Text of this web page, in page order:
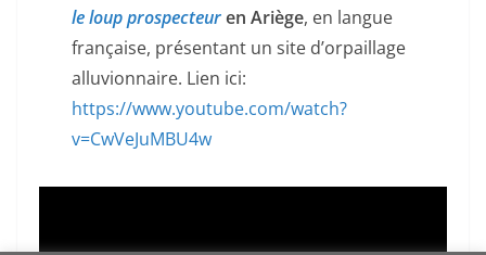
le loup prospecteuren Ariège, en langue
française, présentant un site d’orpaillage
alluvionnaire. Lien ici:
https://www.youtube.com/watch?
v=CwVeJuMBU4w